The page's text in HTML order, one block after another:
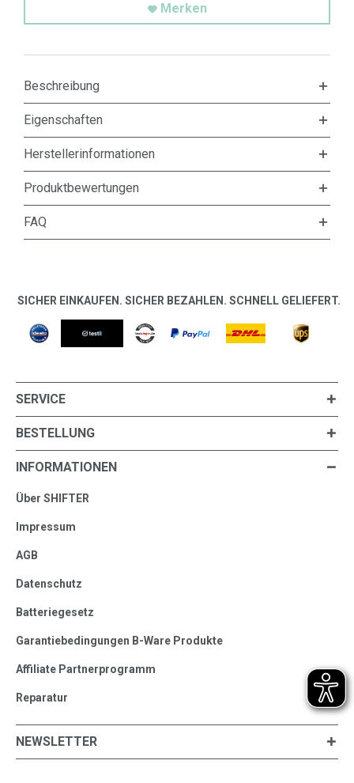
Merken
Beschreibung
Eigenschaften
Herstellerinformationen
Produktbewertungen
FAQ
SICHER EINKAUFEN. SICHER BEZAHLEN. SCHNELL GELIEFERT.
SERVICE
BESTELLUNG
INFORMATIONEN
Über SHIFTER
Impressum
AGB
Datenschutz
Batteriegesetz
Garantiebedingungen B-Ware Produkte
Affiliate Partnerprogramm
Reparatur
NEWSLETTER